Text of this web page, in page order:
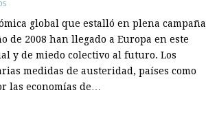
global que estalló en plena campaña
de 2008 han llegado a Europa en este
y de miedo colectivo al futuro. Los
medidas de austeridad, países como
las economías de…